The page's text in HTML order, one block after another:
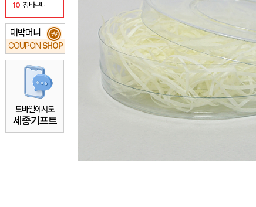
10 장바구니
대박머니
COUPON SHOP
₩
모바일에서도
세종기프트